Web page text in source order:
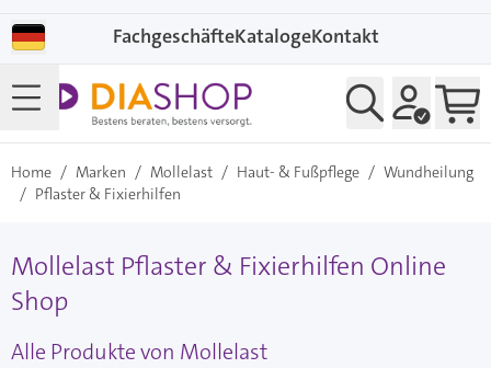
FachgeschäfteKatalogeKontakt
Home / Marken / Mollelast / Haut- & Fußpflege / Wundheilung
/ Pflaster & Fixierhilfen
Mollelast Pflaster & Fixierhilfen Online
Shop
Alle Produkte von Mollelast